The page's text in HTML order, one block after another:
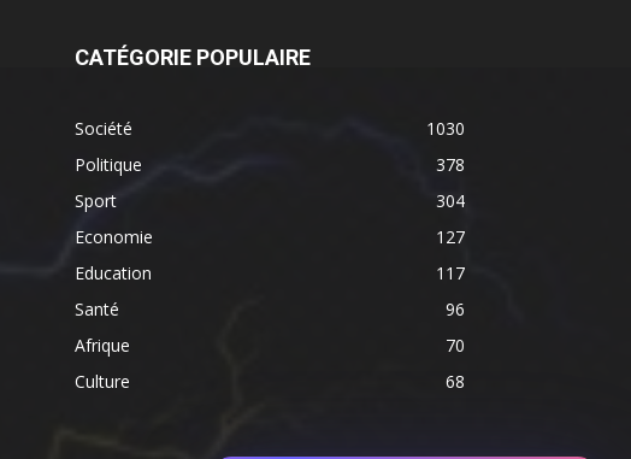
CATÉGORIE POPULAIRE
Société
1030
Politique
378
Sport
304
Economie
127
Education
117
Santé
96
Afrique
70
Culture
68